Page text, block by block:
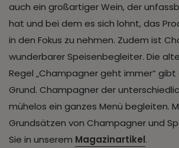
auch ein großartiger Wein, der
hat und bei dem es sich lohnt, das
in den Fokus zu nehmen. Zudem ist
wunderbarer Speisenbegleiter. Die
Regel „Champagner geht immer“
Grund. Champagner der
mühelos ein ganzes Menü begleiten.
Grundsätzen von Champagner und
Sie in unserem Magazinartikel.